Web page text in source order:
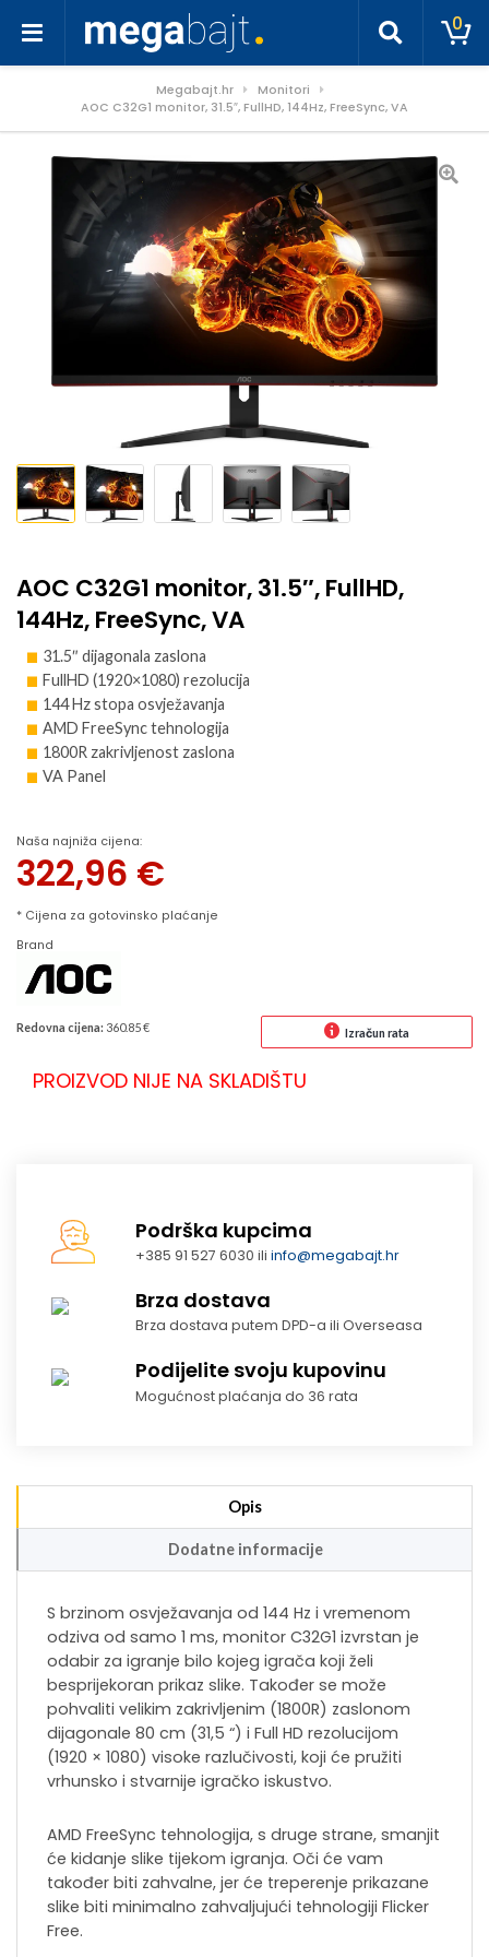
0
Megabajt.hr
Monitori
AOC C32G1 monitor, 31.5″, FullHD, 144Hz, FreeSync, VA
AOC C32G1 monitor, 31.5″, FullHD,
144Hz, FreeSync, VA
31.5″ dijagonala zaslona
FullHD (1920×1080) rezolucija
144 Hz stopa osvježavanja
AMD FreeSync tehnologija
1800R zakrivljenost zaslona
VA Panel
Naša najniža cijena:
322,96 €
* Cijena za gotovinsko plaćanje
Brand
Redovna cijena: 360.85 € Izračun rata
PROIZVOD NIJE NA SKLADIŠTU
Podrška kupcima
+385 91 527 6030 iliinfo@megabajt.hr
Brza dostava
Brza dostava putem DPD-a ili Overseasa
Podijelite svoju kupovinu
Mogućnost plaćanja do 36 rata
Opis
Dodatne informacije
S brzinom osvježavanja od 144 Hz i vremenom
odziva od samo 1 ms, monitor C32G1 izvrstan je
odabir za igranje bilo kojeg igrača koji želi
besprijekoran prikaz slike. Također se može
pohvaliti velikim zakrivljenim (1800R) zaslonom
dijagonale 80 cm (31,5 “) i Full HD rezolucijom
(1920 × 1080) visoke razlučivosti, koji će pružiti
vrhunsko i stvarnije igračko iskustvo.
AMD FreeSync tehnologija, s druge strane, smanjit
će kidanje slike tijekom igranja. Oči će vam
također biti zahvalne, jer će treperenje prikazane
slike biti minimalno zahvaljujući tehnologiji Flicker
Free.